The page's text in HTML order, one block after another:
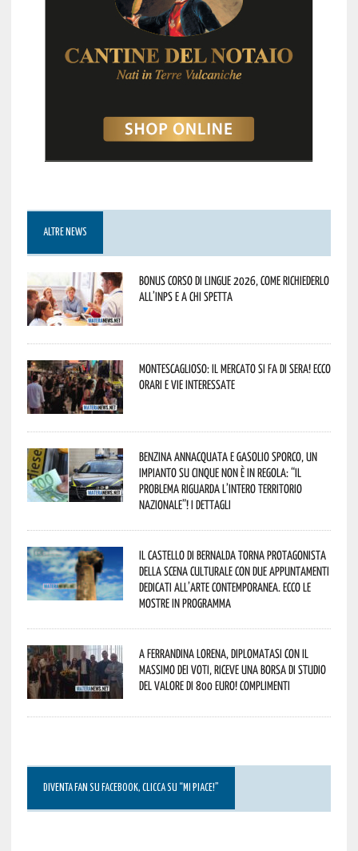
ALTRE NEWS
Bonus corso di lingue 2026, come richiederlo
all’INPS e a chi spetta
Montescaglioso: il mercato si fa di sera! Ecco
orari e vie interessate
Benzina annacquata e gasolio sporco, un
impianto su cinque non è in regola: “il
problema riguarda l’intero territorio
Nazionale”! I dettagli
Il Castello di Bernalda torna protagonista
della scena culturale con due appuntamenti
dedicati all’arte contemporanea. Ecco le
mostre in programma
A Ferrandina Lorena, diplomatasi con il
massimo dei voti, riceve una borsa di studio
del valore di 800 euro! Complimenti
DIVENTA FAN SU FACEBOOK, CLICCA SU “MI PIACE!”